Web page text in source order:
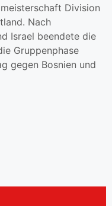
Division
Nach
Israel beendete die
Gruppenphase
gegen Bosnien und